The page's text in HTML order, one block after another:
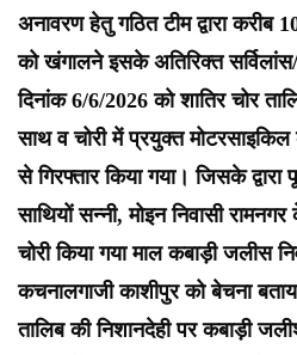
अनावरण हेतु गठित टीम द्वारा करीब
को खंगालने इसके अतिरिक्त
दिनांक 6/6/2026 को शातिर चोर
साथ व चोरी में प्रयुक्त
से गिरफ्तार किया गया। जिसके
साथियों सन्नी, मोइन निवासी
चोरी किया गया माल कबाड़ी जलीस
कचनालगाजी काशीपुर को बेचना
तालिब की निशानदेही पर कबाड़ी